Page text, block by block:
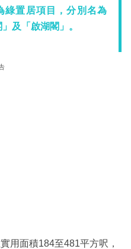
綠置居項目，分別名為
及「啟湖閣」。
用面積184至481平方呎，